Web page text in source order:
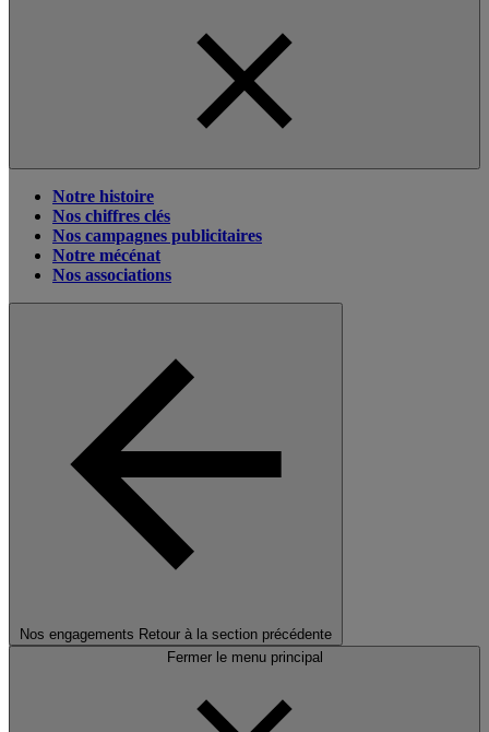
Notre histoire
Nos chiffres clés
Nos campagnes publicitaires
Notre mécénat
Nos associations
Nos engagements Retour à la section précédente
Fermer le menu principal